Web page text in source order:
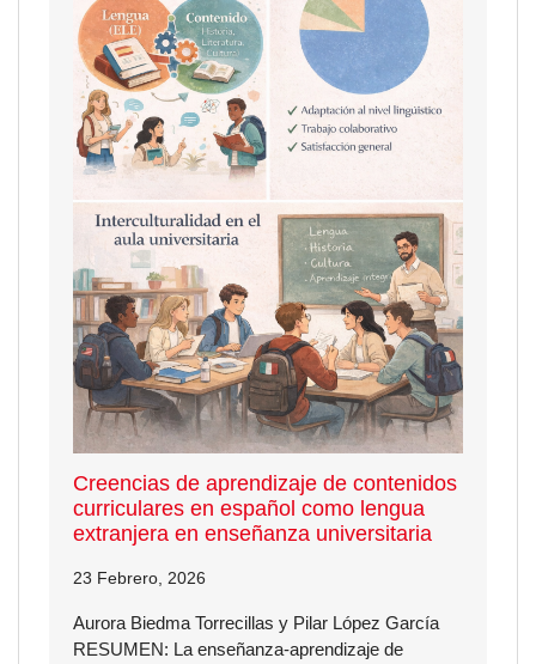
Creencias de aprendizaje de contenidos
curriculares en español como lengua
extranjera en enseñanza universitaria
23 Febrero, 2026
Aurora Biedma Torrecillas y Pilar López García
RESUMEN: La enseñanza-aprendizaje de